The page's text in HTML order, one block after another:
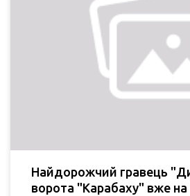
Найдорожчий гравець
ворота "Карабаху" вже на